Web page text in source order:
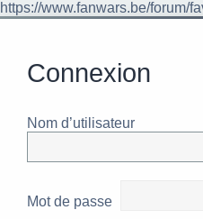
https://www.fanwars.be/forum/
Connexion
Nom d’utilisateur
Mot de passe